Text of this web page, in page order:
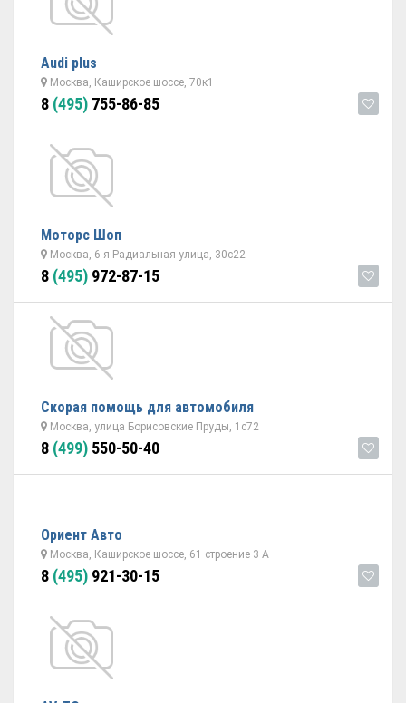
Audi plus
Москва, Каширское шоссе, 70к1
8 (495) 755-86-85
Моторс Шоп
Москва, 6-я Радиальная улица, 30с22
8 (495) 972-87-15
Скорая помощь для автомобиля
Москва, улица Борисовские Пруды, 1с72
8 (499) 550-50-40
Ориент Авто
Москва, Каширское шоссе, 61 строение 3 А
8 (495) 921-30-15